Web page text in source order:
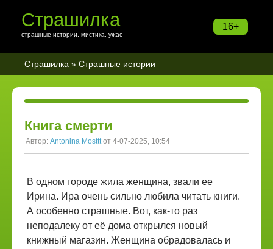
16+
Страшилка
страшные истории, мистика, ужас
Страшилка » Страшные истории
Книга смерти
Автор: Antonina Mostttот 4-07-2025, 10:54
В одном городе жила женщина, звали ее
Ирина. Ира очень сильно любила читать книги.
А особенно страшные. Вот, как-то раз
неподалеку от её дома открылся новый
книжный магазин. Женщина обрадовалась и